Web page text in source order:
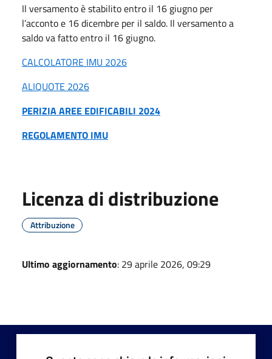
Il versamento è stabilito entro il 16 giugno per
l’acconto e 16 dicembre per il saldo. Il versamento a
saldo va fatto entro il 16 giugno.
CALCOLATORE IMU 2026
ALIQUOTE 2026
PERIZIA AREE EDIFICABILI 2024
REGOLAMENTO IMU
Licenza di distribuzione
Attribuzione
Ultimo aggiornamento: 29 aprile 2026, 09:29